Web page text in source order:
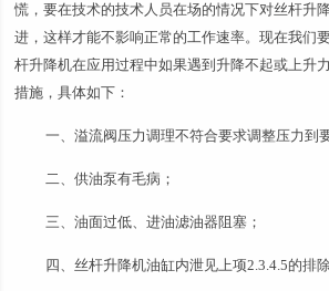
慌，要在技术的技术人员在场的情况下对丝杆升
进，这样才能不影响正常的工作速率。现在我们
杆升降机在应用过程中如果遇到升降不起或上升
措施，具体如下：
一、溢流阀压力调理不符合要求调整压力到
二、供油泵有毛病；
三、油面过低、进油滤油器阻塞；
四、丝杆升降机油缸内泄见上项2.3.4.5的排